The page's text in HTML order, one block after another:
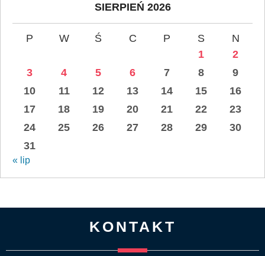
SIERPIEŃ 2026
P W Ś C P S
N
1
2
3
4 5 6 7 8
9
10
11 12 13 14 15
16
17
18 19 20 21 22
23
24
25 26 27 28 29
30
31
« lip
KONTAKT